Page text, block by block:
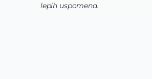
lepih uspomena.